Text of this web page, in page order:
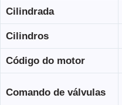
Cilindrada
Cilindros
Código do motor
Comando de válvulas